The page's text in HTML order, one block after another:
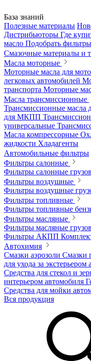
База знаний
Полезные материалы
Дистрибьюторы Где
масло Подобрать фильтры
Смазочные материалы и
Масла моторные
Моторные масла для
легковых автомобилей
транспорта Моторные
Масла трансмиссионные
Трансмиссионные
для МКПП
универсальные
Масла компрессорные
жидкости Хладагенты
Автомобильные фильтры
Фильтры салонные
Фильтры салонные
Фильтры воздушные
Фильтры воздушные
Фильтры топливные
Фильтры топливные
Фильтры масляные
Фильтры масляные
Фильтры АКПП
Автохимия
Смазки аэрозоли Смазки
для ухода за экстерьером
Средства для стекол и
интерьером автомобиля
Средства для мойки
Вся продукция